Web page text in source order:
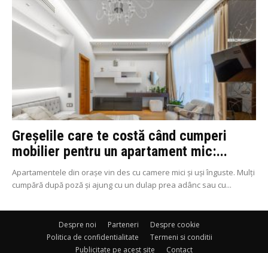
Greșelile care te costă când cumperi
mobilier pentru un apartament mic:...
Apartamentele din orașe vin des cu camere mici și uși înguste. Mulți
cumpără după poză și ajung cu un dulap prea adânc sau cu...
Despre noi Parteneri
Despre cookie
Politica de confidentialitate
Termeni si conditii
Publicitate pe acest site
Contact